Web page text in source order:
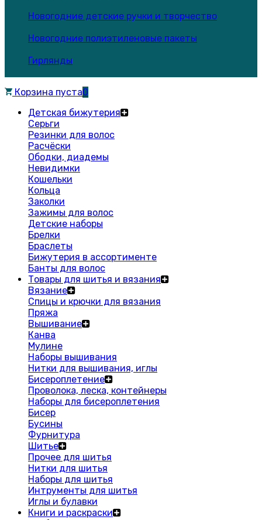
Новогодние детские ручки и творчество
Новогодние полиэтиленовые пакеты
Гирлянды
Корзина пуста0
Детская бижутерия
Серьги
Резинки для волос
Расчёски
Ободки, диадемы
Невидимки
Кошельки
Кольца
Заколки
Зажимы для волос
Детские наборы
Брелки
Браслеты
Бижутерия в ассортименте
Банты для волос
Товары для шитья и вязания
Вязание
Спицы и крючки для вязания
Пряжа
Вышивание
Канва
Мулине
Наборы вышивания
Нитки для вышивания, иглы
Бисероплетение
Проволока, леска, контейнеры
Наборы для бисероплетения
Бисер
Бусины
Фурнитура
Шитье
Прочее для шитья
Нитки для шитья
Наборы для шитья
Интрументы для шитья
Иглы и булавки
Книги и раскраски